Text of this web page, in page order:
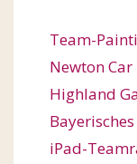
Team-
Newton Car
Highland
iPad-